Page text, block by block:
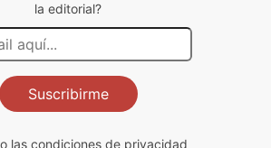
la editorial?
Suscribirme
las condiciones de privacidad